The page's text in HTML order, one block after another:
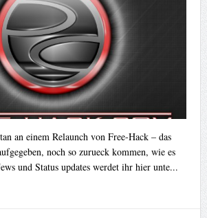
an einem Relaunch von Free-Hack – das
noch so zurueck kommen, wie es
und Status updates werdet ihr hier unte...